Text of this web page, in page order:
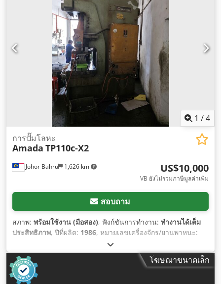
1 /4
Johor Bahru 1,626 km
การปั๊มโลหะ
Amada TP110c-X2
US$10,000
VB ยังไม่รวมภาษีมูลค่าเพิ่ม
สอบถาม
สภาพ: พร้อมใช้งาน (มือสอง), ฟังก์ชันการทำงาน: ทำงานได้เต็ม
ประสิทธิภาพ, ปีที่ผลิต: 1986, หมายเลขเครื่องจักร/ยานพาหนะ:
110 V
ความถี่ขาเข้า:60 Hz,
โฆษณาขนาดเล็ก